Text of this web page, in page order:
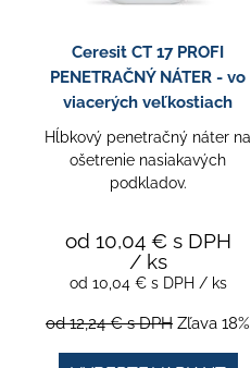
Ceresit CT 17 PROFI
PENETRAČNÝ NÁTER - vo
viacerých veľkostiach
Hĺbkový penetračný náter na
ošetrenie nasiakavých
podkladov.
od 10,04 € s DPH
/ ks
od 10,04 € s DPH / ks
od 12,24 €s DPH Zľava 18%